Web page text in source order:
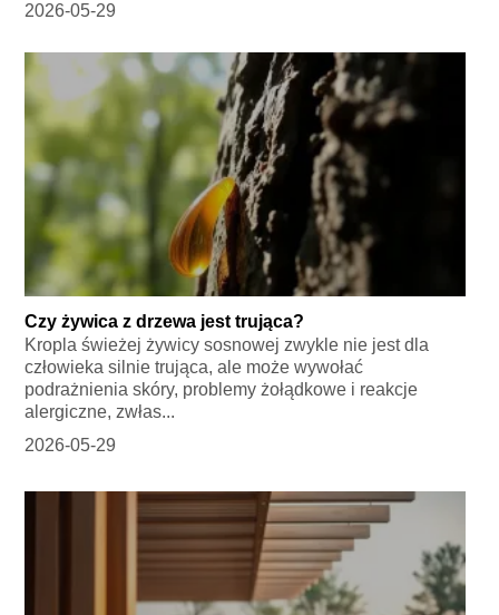
2026-05-29
Czy żywica z drzewa jest trująca?
Kropla świeżej żywicy sosnowej zwykle nie jest dla
człowieka silnie trująca, ale może wywołać
podrażnienia skóry, problemy żołądkowe i reakcje
alergiczne, zwłas...
2026-05-29